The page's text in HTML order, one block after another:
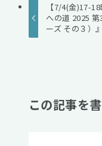
【7/4(金)17-
への道 2025
ーズ その３）』
この記事を